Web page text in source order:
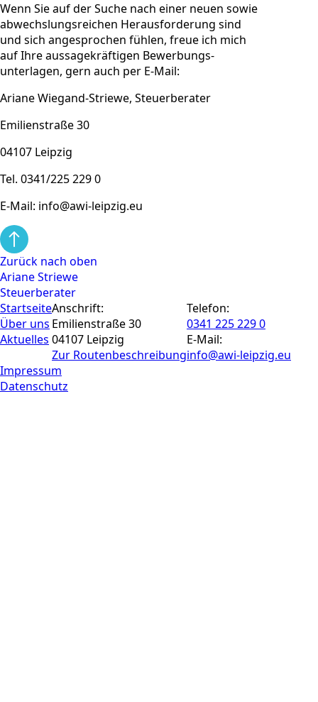
Wenn Sie auf der Suche nach einer neuen sowie
abwechslungsreichen Herausforderung sind
und sich angesprochen fühlen, freue ich mich
auf Ihre aussagekräftigen Bewerbungs­
unterlagen, gern auch per E-Mail:
Ariane Wiegand-Striewe, Steuerberater
Emilienstraße 30
04107 Leipzig
Tel. 0341/225 229 0
E-Mail: info@awi-leipzig.eu
Zurück nach oben
Ariane Striewe
Steuerberater
Startseite
Über uns
Aktuelles
Anschrift:
Emilienstraße 30
04107 Leipzig
Zur Routen­beschreibung
Telefon:
0341 225 229 0
E-Mail:
info@awi-leipzig.eu
Impressum
Datenschutz